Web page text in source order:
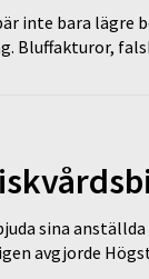
inte bara lägre
Bluffakturor,
sina
avgjorde